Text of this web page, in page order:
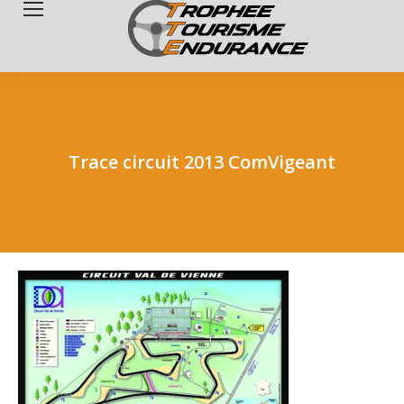
Trace circuit 2013 ComVigeant